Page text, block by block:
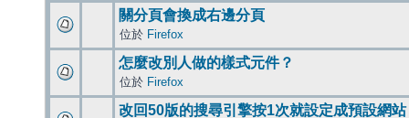
關分頁會換成右邊分頁
位於 Firefox
怎麼改別人做的樣式元件？
位於 Firefox
改回50版的搜尋引擎按1次就設定成預設網站